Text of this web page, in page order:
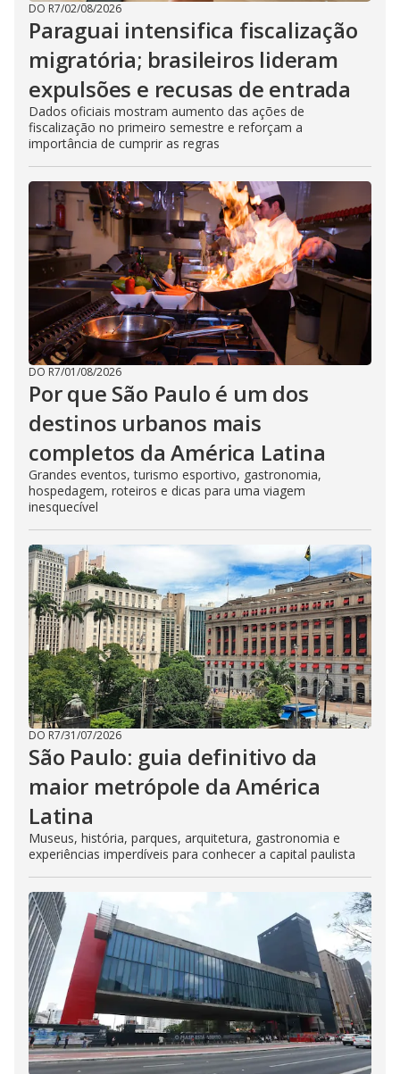
DO R7/02/08/2026
Paraguai intensifica fiscalização
migratória; brasileiros lideram
expulsões e recusas de entrada
Dados oficiais mostram aumento das ações de
fiscalização no primeiro semestre e reforçam a
importância de cumprir as regras
DO R7/01/08/2026
Por que São Paulo é um dos
destinos urbanos mais
completos da América Latina
Grandes eventos, turismo esportivo, gastronomia,
hospedagem, roteiros e dicas para uma viagem
inesquecível
DO R7/31/07/2026
São Paulo: guia definitivo da
maior metrópole da América
Latina
Museus, história, parques, arquitetura, gastronomia e
experiências imperdíveis para conhecer a capital paulista